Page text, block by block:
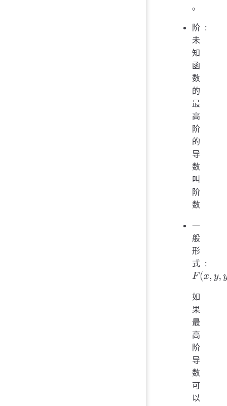
。
阶:
未
知
函
数
的
最
高
阶
的
导
数
叫
阶
数
一
般
形
式:
如
果
最
高
阶
导
数
可
以